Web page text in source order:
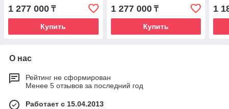
1 277 000 ₸
Купить
1 277 000₸
Купить
1
О нас
Рейтинг не сформирован
Менее 5 отзывов за последний год
Работает с 15.04.2013